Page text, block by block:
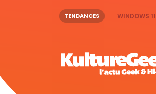
TENDANCES WINDOWS 11